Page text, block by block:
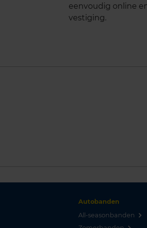
eenvoudig online
vestiging.
Autobanden
All-seasonbanden